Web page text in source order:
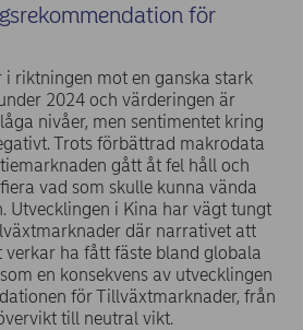
för
i riktningen mot en ganska stark
2024 och värderingen är
nivåer, men sentimentet kring
Trots förbättrad makrodata
gått åt fel håll och
vad som skulle kunna vända
Utvecklingen i Kina har vägt tungt
där narrativet att
verkar ha fått fäste bland globala
en konsekvens av utvecklingen
för Tillväxtmarknader, från
till neutral vikt.